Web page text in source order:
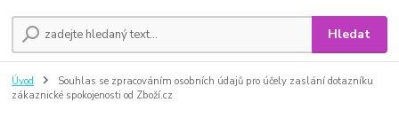
Hledat
Úvod
Souhlas se zpracováním osobních údajů pro účely zaslání dotazníku
zákaznické spokojenosti od Zboží.cz